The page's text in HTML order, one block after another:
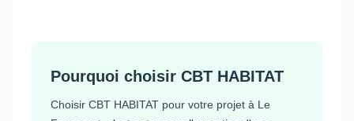
Pourquoi choisir CBT HABITAT
Choisir CBT HABITAT pour votre projet à Le